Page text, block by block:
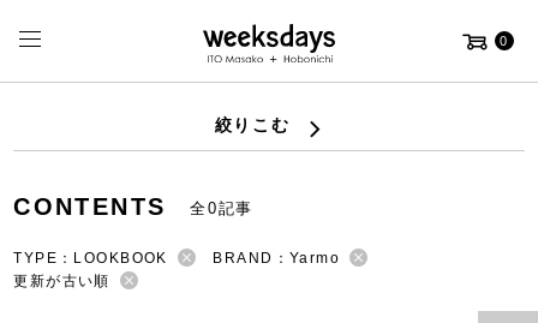
0
絞りこむ
CONTENTS 全0記事
TYPE：LOOKBOOK
BRAND：Yarmo
更新が古い順